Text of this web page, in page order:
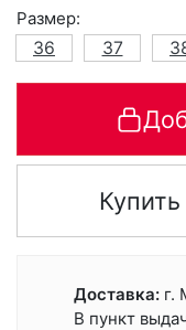
Размер:
36
37
Купить
Доставка: г.
В пункт